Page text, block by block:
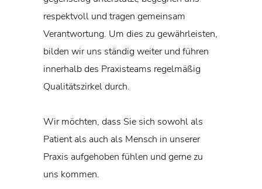
respektvoll und tragen gemeinsam
Verantwortung. Um dies zu gewährleisten,
bilden wir uns ständig weiter und führen
innerhalb des Praxisteams regelmäßig
Qualitätszirkel durch.
Wir möchten, dass Sie sich sowohl als
Patient als auch als Mensch in unserer
Praxis aufgehoben fühlen und gerne zu
uns kommen.